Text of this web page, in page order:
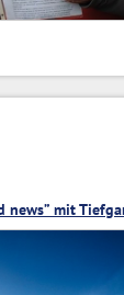
news” mit